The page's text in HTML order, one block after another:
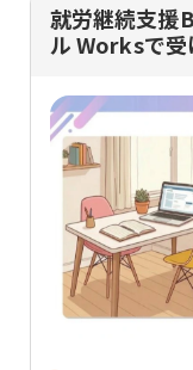
就労継続支援
ル Worksで受